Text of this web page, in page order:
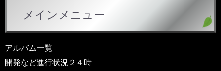
メインメニュー
アルバム一覧
開発など進行状況２４時